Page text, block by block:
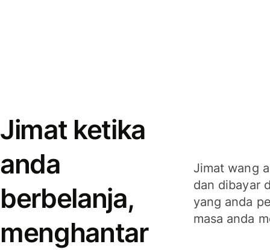
Jimat ketika
anda
berbelanja,
menghantar
Jimat wang
dan dibayar
yang anda
masa anda